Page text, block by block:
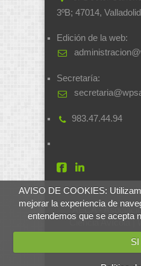
AVISO DE COOKIES:
mejorar la experiencia de
entendemos que se acepta
SI
3ºB; 47014, Valladolid
Edición de la web:
Secretaría:
983.47.44.94
AECA -
Ciencia Avícola |
Poultry
Desarrollado por